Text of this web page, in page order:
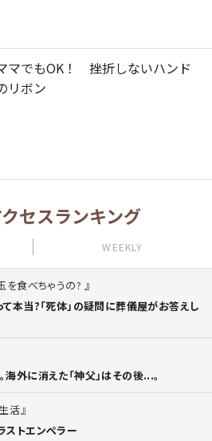
マでもOK！ 挫折しないハンド
リボン
セスランキング
WEEKLY
を食べちゃうの?
本当?「死体」の疑問に葬儀屋がお答えし
外に消えた「神父」はその後...。
活
ストエンペラー